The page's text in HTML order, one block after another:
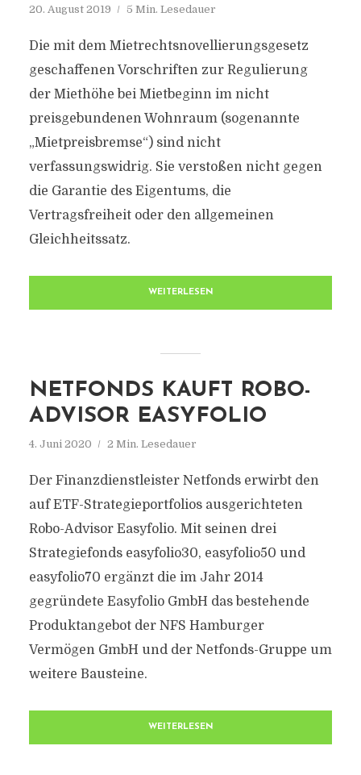
20. August 2019 5 Min. Lesedauer
Die mit dem Mietrechtsnovellierungsgesetz
geschaffenen Vorschriften zur Regulierung
der Miethöhe bei Mietbeginn im nicht
preisgebundenen Wohnraum (sogenannte
„Mietpreisbremse“) sind nicht
verfassungswidrig. Sie verstoßen nicht gegen
die Garantie des Eigentums, die
Vertragsfreiheit oder den allgemeinen
Gleichheitssatz.
WEITERLESEN
NETFONDS KAUFT ROBO-
ADVISOR EASYFOLIO
4. Juni 2020 2 Min. Lesedauer
Der Finanzdienstleister Netfonds erwirbt den
auf ETF-Strategieportfolios ausgerichteten
Robo-Advisor Easyfolio. Mit seinen drei
Strategiefonds easyfolio30, easyfolio50 und
easyfolio70 ergänzt die im Jahr 2014
gegründete Easyfolio GmbH das bestehende
Produktangebot der NFS Hamburger
Vermögen GmbH und der Netfonds-Gruppe um
weitere Bausteine.
WEITERLESEN